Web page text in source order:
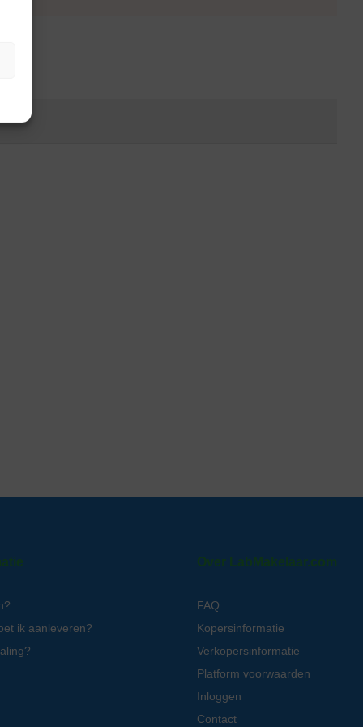
ik aanleveren?
Over LabMakelaar.com
FAQ
Kopersinformatie
Verkopersinformatie
Platform voorwaarden
Inloggen
Contact